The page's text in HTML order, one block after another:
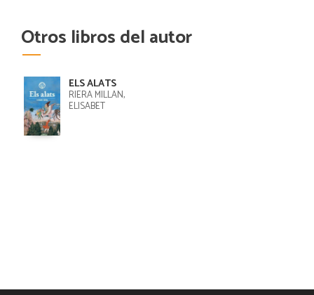
Otros libros del autor
ELS ALATS
RIERA MILLÁN,
ELISABET